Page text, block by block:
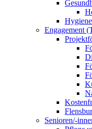
Engagement
Senioren/-